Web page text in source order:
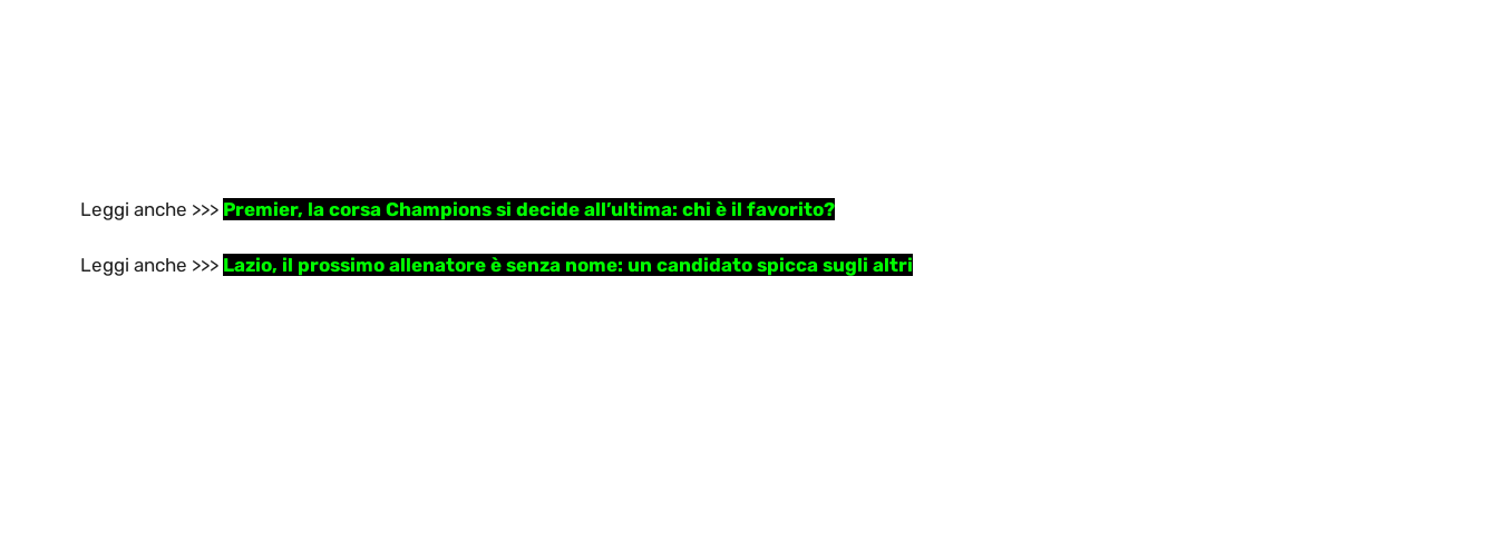
Leggi anche >>> Premier, la corsa Champions si decide all’ultima: chi è il favorito?
Leggi anche >>> Lazio, il prossimo allenatore è senza nome: un candidato spicca sugli altri